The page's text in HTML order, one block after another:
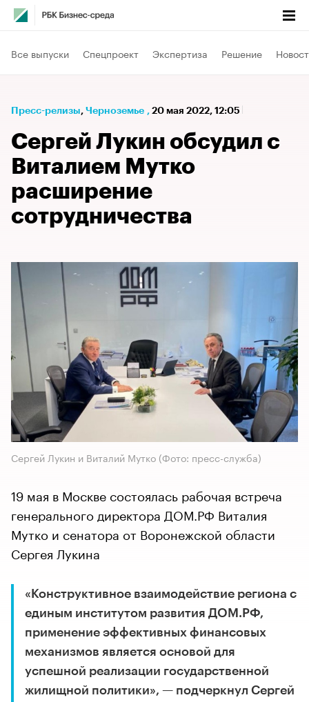
Все выпуски Спецпроект Экспертиза Решение
Пресс-релизы⁠, Черноземье , 20 мая 2022, 12:05
Сергей Лукин обсудил с
Виталием Мутко
расширение
сотрудничества
Сергей Лукин и Виталий Мутко (Фото: пресс-служба)
19 мая в Москве состоялась рабочая встреча
генерального директора ДОМ.РФ Виталия
Мутко и сенатора от Воронежской области
Сергея Лукина
«Конструктивное взаимодействие региона с
единым институтом развития ДОМ.РФ,
применение эффективных финансовых
механизмов является основой для
успешной реализации государственной
жилищной политики», — подчеркнул Сергей